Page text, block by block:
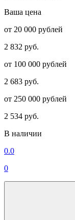
Ваша цена
от 20 000 рублей
2 832 руб.
от 100 000 рублей
2 683 руб.
от 250 000 рублей
2 534 руб.
В наличии
0.0
0